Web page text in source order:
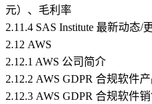
元）、毛利率
2.11.4 SAS Institute 最新动态/
2.12 AWS
2.12.1 AWS 公司简介
2.12.2 AWS GDPR 合规软件
2.12.3 AWS GDPR 合规软件